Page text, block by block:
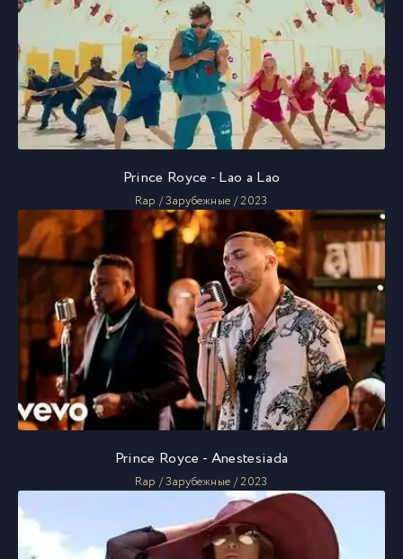
Prince Royce - Lao a Lao
Rap / Зарубежные / 2023
Prince Royce - Anestesiada
Rap / Зарубежные / 2023